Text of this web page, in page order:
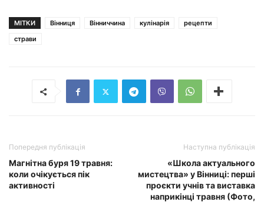
МІТКИ Вінниця Вінниччина кулінарія
рецепти
страви
Попередня публікація
Магнітна буря 19 травня:
коли очікується пік
активності
Наступна публікація
«Школа актуального
мистецтва» у Вінниці: перші
проєкти учнів та виставка
наприкінці травня (Фото,